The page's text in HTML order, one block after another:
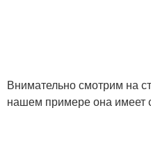
Внимательно смотрим на
нашем примере она имеет